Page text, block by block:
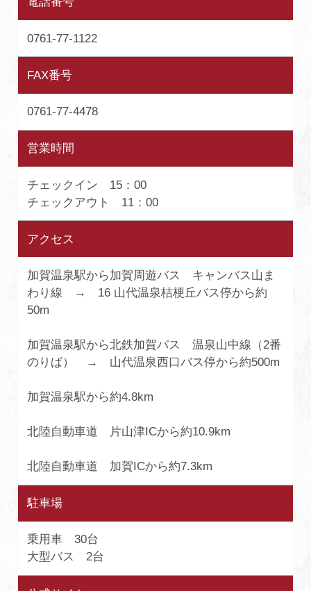
0761-77-1122
FAX番号
0761-77-4478
営業時間
チェックイン 15：00
チェックアウト 11：00
アクセス
加賀温泉駅から加賀周遊バス キャンバス山ま
わり線 → 16 山代温泉桔梗丘バス停から約
50m
加賀温泉駅から北鉄加賀バス 温泉山中線（2番
のりば） → 山代温泉西口バス停から約500m
加賀温泉駅から約4.8km
北陸自動車道 片山津ICから約10.9km
北陸自動車道 加賀ICから約7.3km
駐車場
乗用車 30台
大型バス 2台